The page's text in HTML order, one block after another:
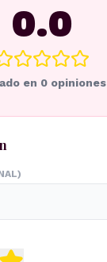
0.0
en 0opiniones